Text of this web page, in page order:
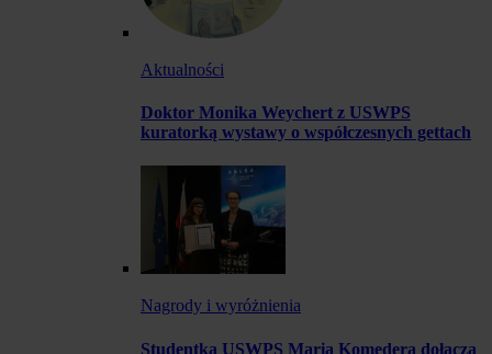
Aktualności
Doktor Monika Weychert z USWPS
kuratorką wystawy o współczesnych gettach
Nagrody i wyróżnienia
Studentka USWPS Maria Komędera dołącza